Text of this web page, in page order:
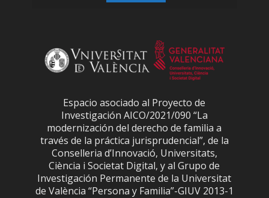
Espacio asociado al Proyecto de
Investigación AICO/2021/090 “La
modernización del derecho de familia a
través de la práctica jurisprudencial”, de la
Conselleria d’Innovació, Universitats,
Ciència i Societat Digital, y al Grupo de
Investigación Permanente de la Universitat
de València “Persona y Familia”-GIUV 2013-1